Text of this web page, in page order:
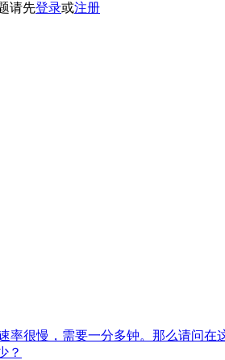
请先登录或注册
很慢，需要一分多钟。那么请问在
？